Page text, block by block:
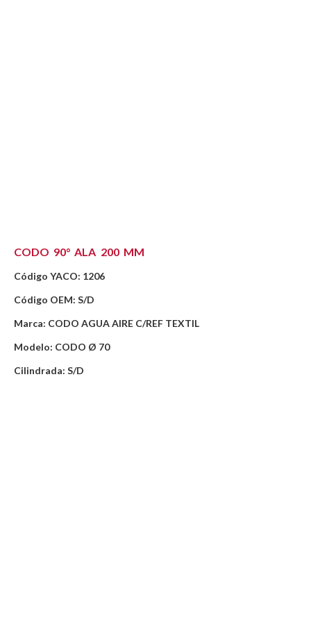
CODO 90° ALA 200 MM
Código YACO: 1206
Código OEM: S/D
Marca: CODO AGUA AIRE C/REF TEXTIL
Modelo: CODO Ø 70
Cilindrada: S/D